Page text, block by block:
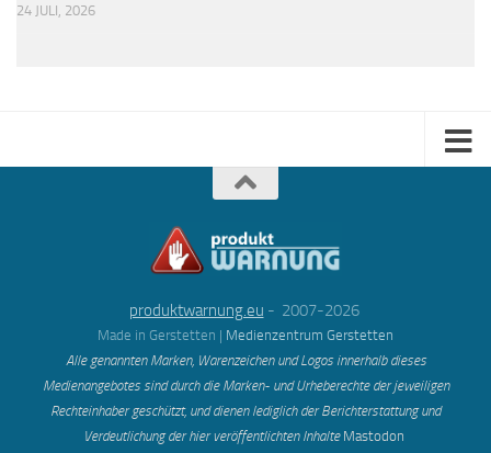
24 JULI, 2026
produktwarnung.eu - 2007-2026
Made in Gerstetten | Medienzentrum Gerstetten
Alle genannten Marken, Warenzeichen und Logos innerhalb dieses
Medienangebotes sind durch die Marken- und Urheberechte der jeweiligen
Rechteinhaber geschützt, und dienen lediglich der Berichterstattung und
Verdeutlichung der hier veröffentlichten Inhalte Mastodon